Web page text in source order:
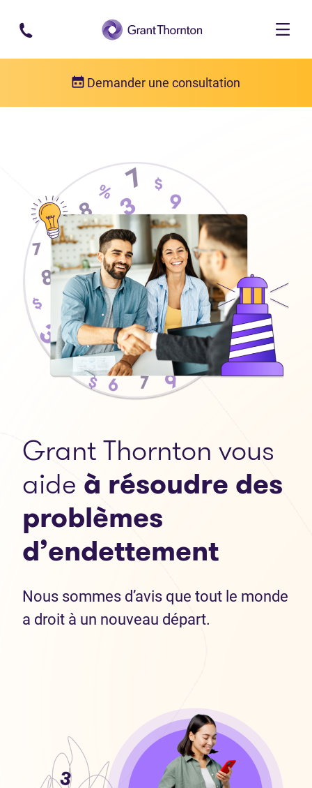
Passer au contenu principal
Demander une consultation
Grant Thornton vous
aide à résoudre des
problèmes
d’endettement
Nous sommes d’avis que tout le monde
a droit à un nouveau départ.